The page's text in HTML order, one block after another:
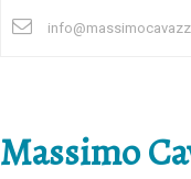
Massimo